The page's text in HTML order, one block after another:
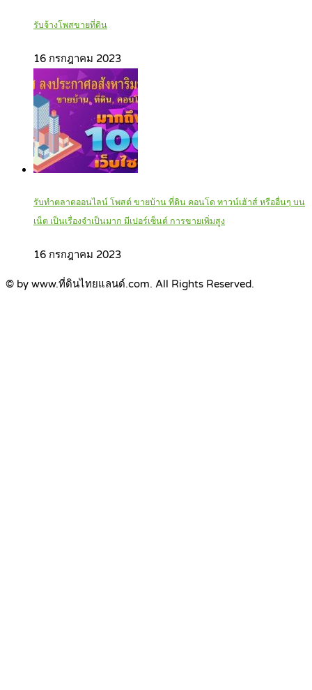
รับจ้างโพสขายที่ดิน
16 กรกฎาคม 2023
รับทำตลาดออนไลน์ โพสต์ ขายบ้าน ที่ดิน คอนโด ทาวน์เฮ้าส์ หรืออื่นๆ บน
เน็ต เป็นเรื่องจำเป็นมาก มีเปอร์เซ็นต์ การขายเพิ่มสูง
16 กรกฎาคม 2023
© by www.ที่ดินไทยแลนด์.com. All Rights Reserved.